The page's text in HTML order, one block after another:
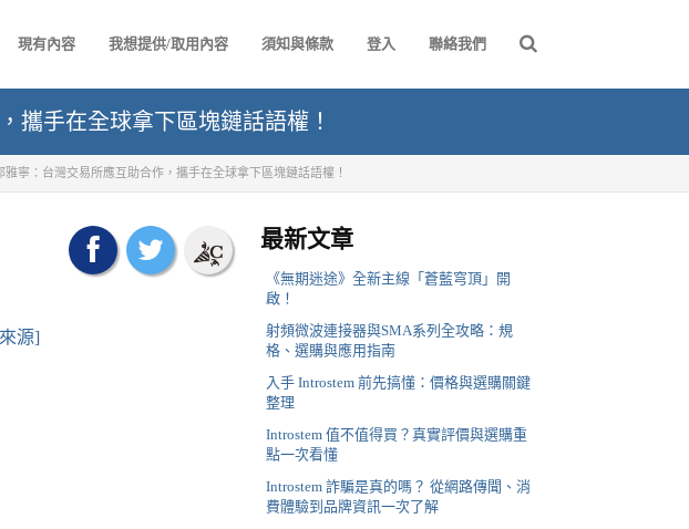
現有內容 我想提供/取用內容 須知與條款 登入 聯絡我們
攜手在全球拿下區塊鏈話語權！
雅寧：台灣交易所應互助合作，攜手在全球拿下區塊鏈話語權！
源]
最新文章
《無期迷途》全新主線「蒼藍穹頂」開
啟！
射頻微波連接器與SMA系列全攻略：規
格、選購與應用指南
入手 Introstem 前先搞懂：價格與選購關鍵
整理
Introstem 值不值得買？真實評價與選購重
點一次看懂
Introstem 詐騙是真的嗎？ 從網路傳聞、消
費體驗到品牌資訊一次了解